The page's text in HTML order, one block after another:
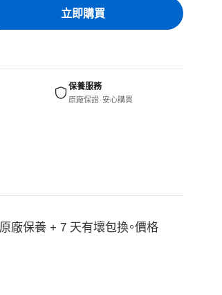
立即購買
保養服務
原廠保證 · 安心購買
廠保養 + 7 天有壞包換。價格